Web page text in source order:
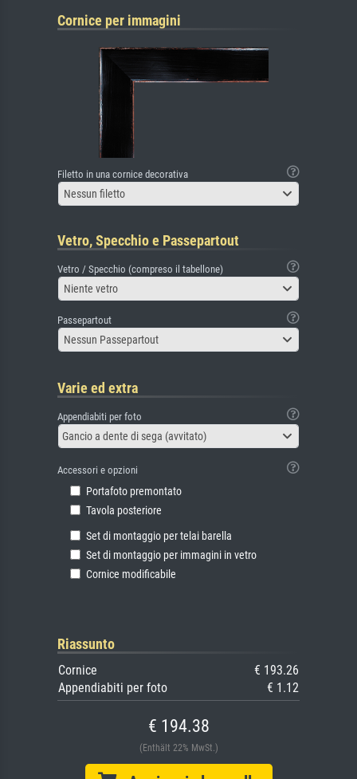
Cornice per immagini
Filetto in una cornice decorativa
Nessun filetto
Vetro, Specchio e Passepartout
Vetro / Specchio (compreso il tabellone)
Niente vetro
Passepartout
Nessun Passepartout
Varie ed extra
Appendiabiti per foto
Gancio a dente di sega (avvitato)
Accessori e opzioni
Portafoto premontato
Tavola posteriore
Set di montaggio per telai barella
Set di montaggio per immagini in vetro
Cornice modificabile
Riassunto
Cornice
€ 193.26
Appendiabiti per foto
€ 1.12
€ 194.38
(Enthält 22% MwSt.)